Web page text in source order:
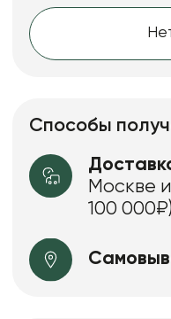
Способы
Москве
100